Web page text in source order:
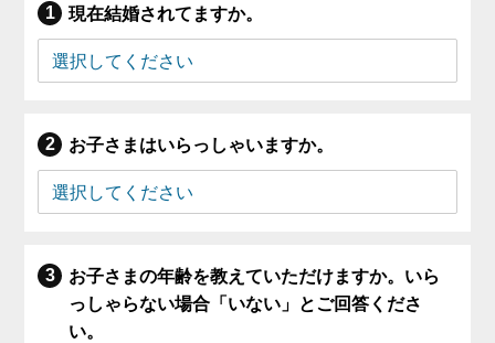
現在結婚されてますか。
お子さまはいらっしゃいますか。
お子さまの年齢を教えていただけますか。いら
っしゃらない場合「いない」とご回答くださ
い。